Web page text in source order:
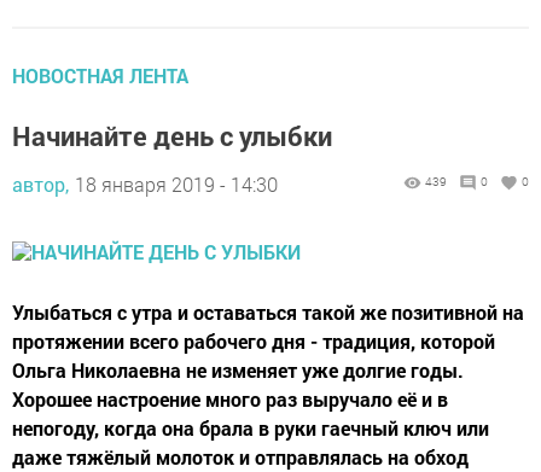
НОВОСТНАЯ ЛЕНТА
Начинайте день с улыбки
автор, 18 января 2019 - 14:30 439 0 0
Улыбаться с утра и оставаться такой же позитивной на
протяжении всего рабочего дня - традиция, которой
Ольга Николаевна не изменяет уже долгие годы.
Хорошее настроение много раз выручало её и в
непогоду, когда она брала в руки гаечный ключ или
даже тяжёлый молоток и отправлялась на обход